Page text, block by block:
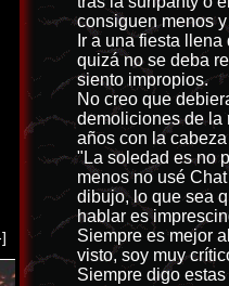
consiguen menos
Ir a una fiesta
quizá no se deba
siento impropios.
No creo que
demoliciones de la
años con la
"La soledad es no
menos no usé
dibujo, lo que sea
hablar es
Siempre es mejor
visto, soy muy
Siempre digo